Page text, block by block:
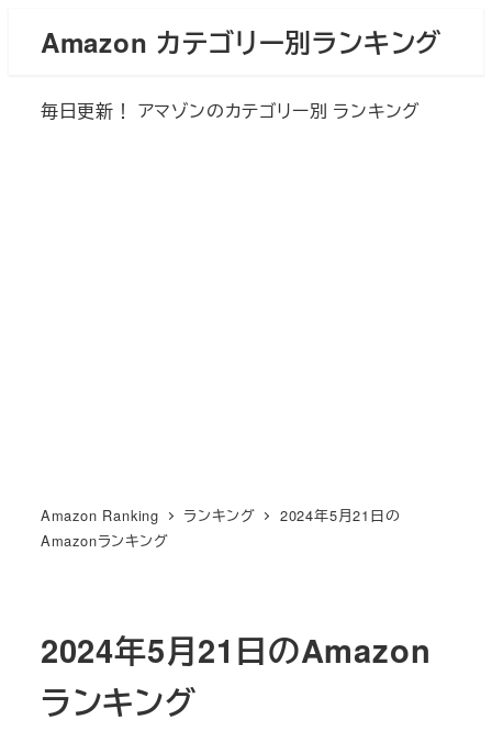
Amazon カテゴリー別ランキング
毎日更新！ アマゾンのカテゴリー別 ランキング
Amazon Ranking ランキング
2024年5月21日の
Amazonランキング
2024年5月21日のAmazon
ランキング